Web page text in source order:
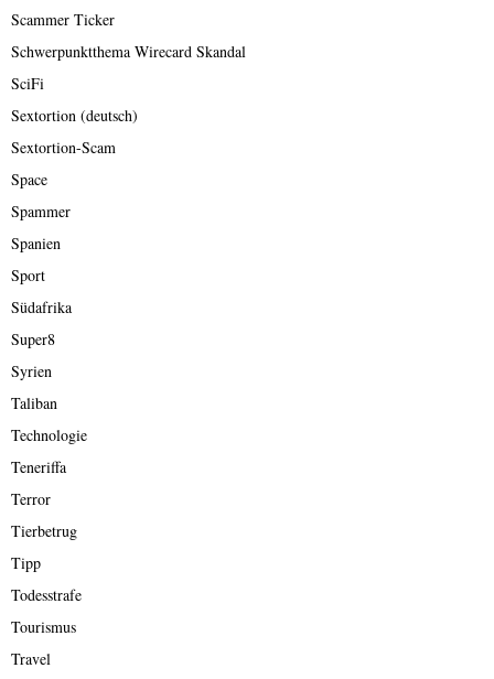
Scammer Ticker
Schwerpunktthema Wirecard Skandal
SciFi
Sextortion (deutsch)
Sextortion-Scam
Space
Spammer
Spanien
Sport
Südafrika
Super8
Syrien
Taliban
Technologie
Teneriffa
Terror
Tierbetrug
Tipp
Todesstrafe
Tourismus
Travel